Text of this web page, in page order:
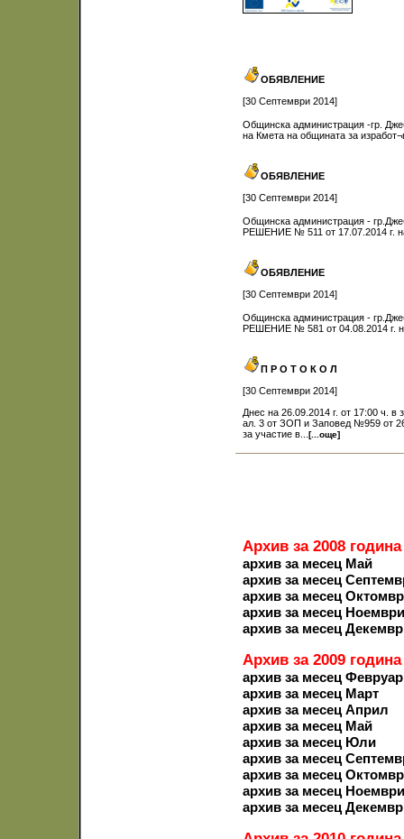
ОБЯВЛЕНИЕ
[30 Септември 2014]
Общинска администрация -гр.
на Кмета на общината за
ОБЯВЛЕНИЕ
[30 Септември 2014]
Общинска администрация -
РЕШЕНИЕ № 511 от 17.07.2014
ОБЯВЛЕНИЕ
[30 Септември 2014]
Общинска администрация -
РЕШЕНИЕ № 581 от 04.08.2014
П Р О Т О К О Л
[30 Септември 2014]
Днес на 26.09.2014 г. от 17:00 ч.
ал. 3 от ЗОП и Заповед №959 от
за участие в... [...още]
Архив за 2008 година
архив за месец Май
архив за месец
архив за месец
архив за месец Ноември
архив за месец
Архив за 2009 година
архив за месец
архив за месец Март
архив за месец Април
архив за месец Май
архив за месец Юли
архив за месец
архив за месец
архив за месец Ноември
архив за месец